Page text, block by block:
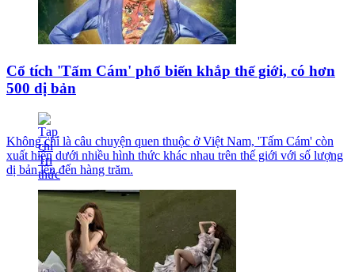
Cổ tích 'Tấm Cám' phổ biến khắp thế giới, có hơn
500 dị bản
Không chỉ là câu chuyện quen thuộc ở Việt Nam, 'Tấm Cám' còn
xuất hiện dưới nhiều hình thức khác nhau trên thế giới với số lượng
dị bản lên đến hàng trăm.